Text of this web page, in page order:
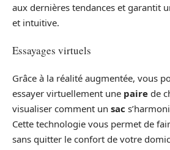
aux dernières tendances et garantit
et intuitive.
Essayages virtuels
Grâce à la réalité augmentée, vous
essayer virtuellement une paire de
visualiser comment un sac
Cette technologie vous permet de
sans quitter le confort de votre